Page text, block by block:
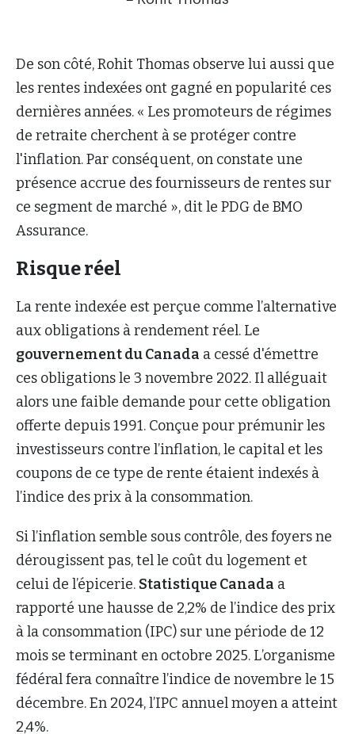
De son côté, Rohit Thomas observe lui aussi que
les rentes indexées ont gagné en popularité ces
dernières années. « Les promoteurs de régimes
de retraite cherchent à se protéger contre
l'inflation. Par conséquent, on constate une
présence accrue des fournisseurs de rentes sur
ce segment de marché », dit le PDG de BMO
Assurance.
Risque réel
La rente indexée est perçue comme l’alternative
aux obligations à rendement réel. Le
gouvernement du Canada a cessé d'émettre
ces obligations le 3 novembre 2022. Il alléguait
alors une faible demande pour cette obligation
offerte depuis 1991. Conçue pour prémunir les
investisseurs contre l’inflation, le capital et les
coupons de ce type de rente étaient indexés à
l’indice des prix à la consommation.
Si l’inflation semble sous contrôle, des foyers ne
dérougissent pas, tel le coût du logement et
celui de l’épicerie. Statistique Canada a
rapporté une hausse de 2,2% de l’indice des prix
à la consommation (IPC) sur une période de 12
mois se terminant en octobre 2025. L’organisme
fédéral fera connaître l’indice de novembre le 15
décembre. En 2024, l’IPC annuel moyen a atteint
2,4%.